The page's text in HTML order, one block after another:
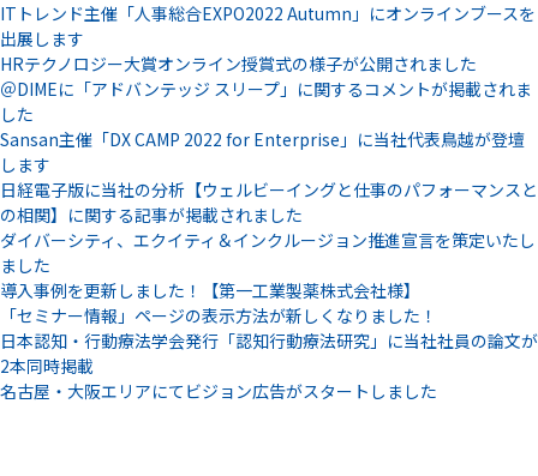
ITトレンド主催「人事総合EXPO2022 Autumn」にオンラインブースを
出展します
HRテクノロジー大賞オンライン授賞式の様子が公開されました
＠DIMEに「アドバンテッジ スリープ」に関するコメントが掲載されま
した
Sansan主催「DX CAMP 2022 for Enterprise」に当社代表鳥越が登壇
します
日経電子版に当社の分析【ウェルビーイングと仕事のパフォーマンスと
の相関】に関する記事が掲載されました
ダイバーシティ、エクイティ＆インクルージョン推進宣言を策定いたし
ました
導入事例を更新しました！【第一工業製薬株式会社様】
「セミナー情報」ページの表示方法が新しくなりました！
日本認知・行動療法学会発行「認知行動療法研究」に当社社員の論文が
2本同時掲載
名古屋・大阪エリアにてビジョン広告がスタートしました